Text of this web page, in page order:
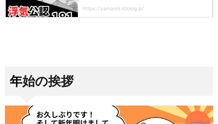
年始の挨拶